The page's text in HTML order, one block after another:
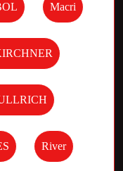
Macri
River